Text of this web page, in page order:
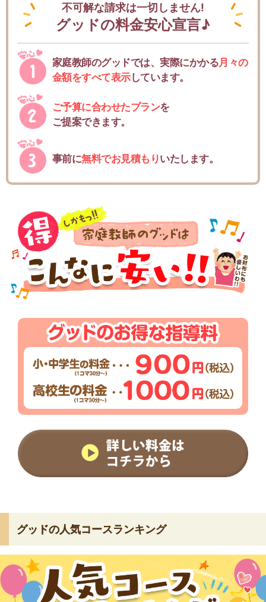
不可解な請求は一切しません!
グッドの料金安心宣言♪
家庭教師のグッドでは、実際にかかる月々の
金額をすべて表示しています。
ご予算に合わせたプランを
ご提案できます。
事前に無料でお見積もりいたします。
グッドの人気コースランキング